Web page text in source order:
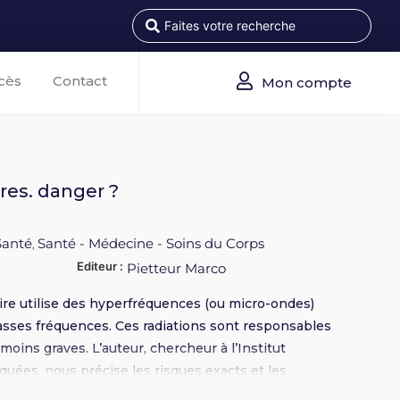
Contact Mon compte
danger ?
,Santé - Médecine - Soins du Corps
Editeur : Pietteur Marco
utilise des hyperfréquences (ou micro-ondes)
fréquences. Ces radiations sont responsables
graves. L’auteur, chercheur à l’Institut
nous précise les risques exacts et les